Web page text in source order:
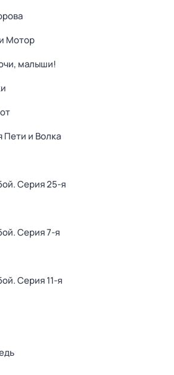
Мотор
малыши!
и Волка
. Серия 25-я
. Серия 7-я
. Серия 11-я